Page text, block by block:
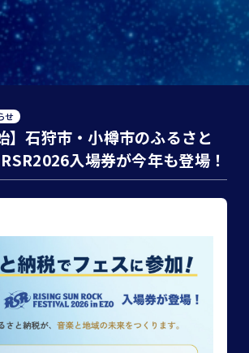
せ
】石狩市・小樽市のふるさと
入場券が今年も登場！